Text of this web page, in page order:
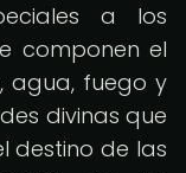
a los
componen el
agua, fuego y
divinas que
destino de las